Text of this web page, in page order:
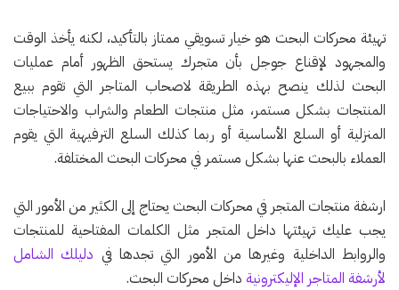
تهيئة محركات البحث هو خيار تسويقي ممتاز بالتأكيد، لكنه يأخذ الوقت
والمجهود لإقناع جوجل بأن متجرك يستحق الظهور أمام عمليات
البحث لذلك ينصح بهذه الطريقة لاصحاب المتاجر التي تقوم ببيع
المنتجات بشكل مستمر، مثل منتجات الطعام والشراب والاحتياجات
المنزلية أو السلع الأساسية أو ربما كذلك السلع الترفيهية التي يقوم
العملاء بالبحث عنها بشكل مستمر في محركات البحث المختلفة.
ارشفة منتجات المتجر في محركات البحث يحتاج إلى الكثير من الأمور التي
يجب عليك تهيئتها داخل المتجر مثل الكلمات المفتاحية للمنتجات
والروابط الداخلية وغيرها من الأمور التي تجدها في دليلك الشامل
لأرشفة المتاجر الإليكترونية داخل محركات البحث.